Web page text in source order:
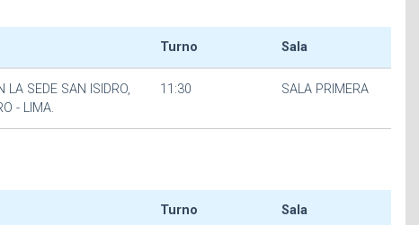
Turno Sala
LA SEDE SAN ISIDRO,
- LIMA.
11:30 SALA PRIMERA
Turno Sala